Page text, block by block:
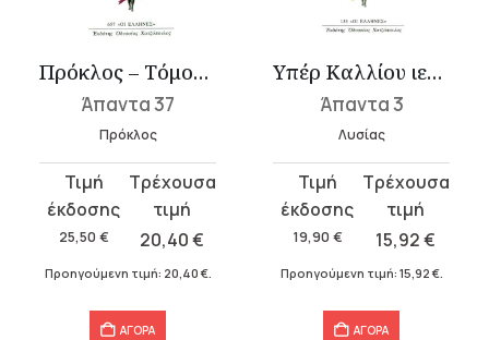
Πρόκλος – Τόμος 37
Άπαντα 37
Πρόκλος
25,50 €
Original
price
was:
25,50 €.
20,40€
τρέχουσα
τιμή
είναι:
Προηγούμενη τιμή: 20,40 €.
ΑΓΟΡΑ
Υπέρ Καλλίου ιεροσυλίας, Περί του σηκού, Υπέρ του στρατιώτου, Κατά...
Άπαντα 3
Λυσίας
19,90 €
Original
price
was:
19,90 €.
15,92€
τρέχουσα
τιμή
είναι:
Προηγούμενη τιμή: 15,92 €.
ΑΓΟΡΑ